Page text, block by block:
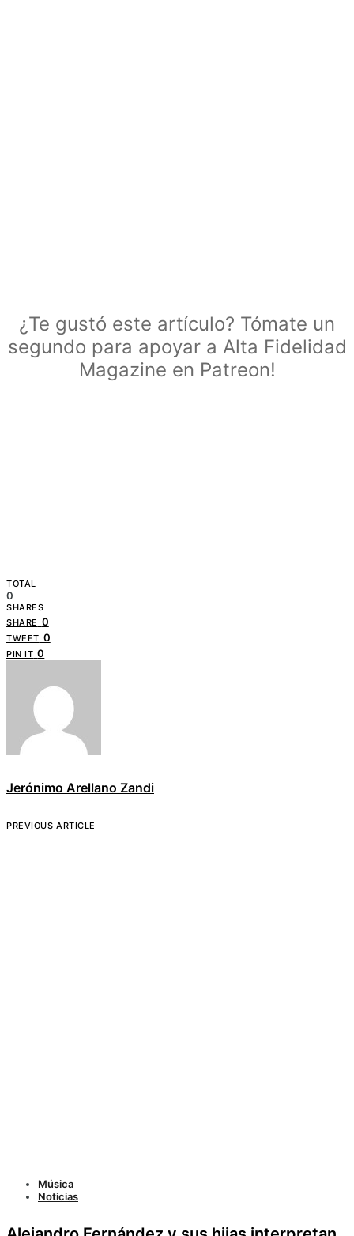
¿Te gustó este artículo? Tómate un
segundo para apoyar a Alta Fidelidad
Magazine en Patreon!
TOTAL
0
SHARES
SHARE 0
TWEET 0
PIN IT 0
Jerónimo Arellano Zandi
PREVIOUS ARTICLE
Música
Noticias